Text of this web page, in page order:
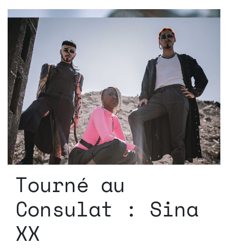
Tourné au
Consulat : Sina
XX